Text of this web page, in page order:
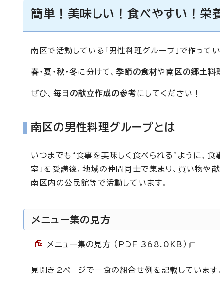
簡単！美味しい！食べやすい！栄
南区で活動している「男性料理グループ」で作って
春・夏・秋・冬に分けて、 季節の食材や南区の郷土料
ぜひ、 毎日の献立作成の参考にしてください！
南区の男性料理グループとは
いつまでも“食事を美味しく食べられる”ように、
室」を受講後、地域の仲間同士で集まり、買い物や
南区内の公民館等で活動しています。
メニュー集の見方
メニュー集の見方 （PDF 368.0KB）
見開き2ページで一食の組合せ例を記載しています